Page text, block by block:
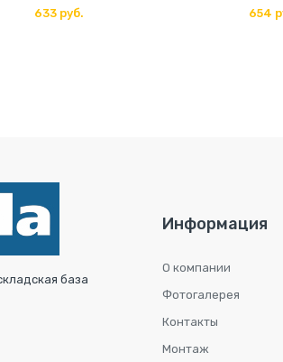
633 руб.
654
база
Информация
О компании
Фотогалерея
Контакты
Монтаж